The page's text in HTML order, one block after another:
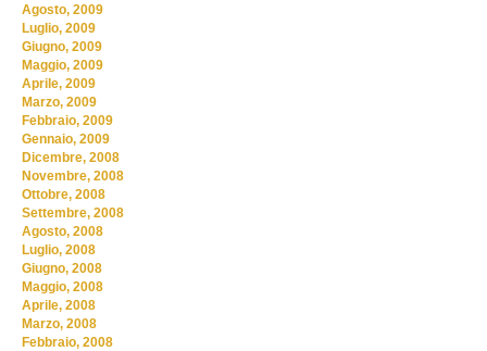
Agosto, 2009
Luglio, 2009
Giugno, 2009
Maggio, 2009
Aprile, 2009
Marzo, 2009
Febbraio, 2009
Gennaio, 2009
Dicembre, 2008
Novembre, 2008
Ottobre, 2008
Settembre, 2008
Agosto, 2008
Luglio, 2008
Giugno, 2008
Maggio, 2008
Aprile, 2008
Marzo, 2008
Febbraio, 2008